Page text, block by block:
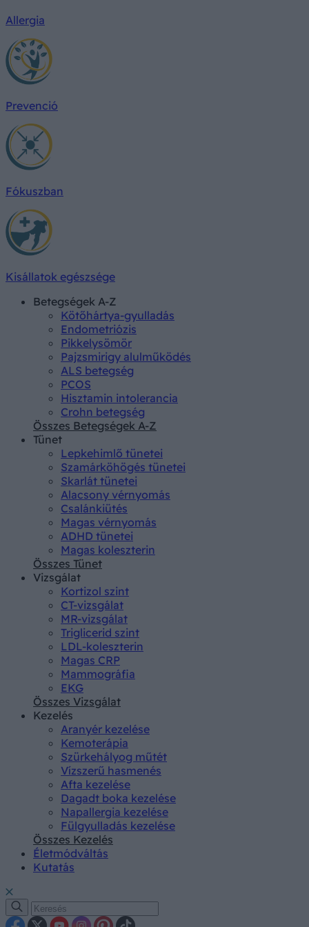
Allergia
Prevenció
Fókuszban
Kisállatok egészsége
Betegségek A-Z
Kötőhártya-gyulladás
Endometriózis
Pikkelysömör
Pajzsmirigy alulműködés
ALS betegség
PCOS
Hisztamin intolerancia
Crohn betegség
Összes Betegségek A-Z
Tünet
Lepkehimlő tünetei
Szamárköhögés tünetei
Skarlát tünetei
Alacsony vérnyomás
Csalánkiütés
Magas vérnyomás
ADHD tünetei
Magas koleszterin
Összes Tünet
Vizsgálat
Kortizol szint
CT-vizsgálat
MR-vizsgálat
Triglicerid szint
LDL-koleszterin
Magas CRP
Mammográfia
EKG
Összes Vizsgálat
Kezelés
Aranyér kezelése
Kemoterápia
Szürkehályog műtét
Vízszerű hasmenés
Afta kezelése
Dagadt boka kezelése
Napallergia kezelése
Fülgyulladás kezelése
Összes Kezelés
Életmódváltás
Kutatás